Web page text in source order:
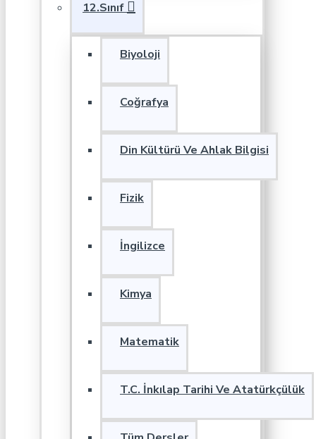
12.Sınıf
Biyoloji
Coğrafya
Din Kültürü Ve Ahlak Bilgisi
Fizik
İngilizce
Kimya
Matematik
T.C. İnkılap Tarihi Ve Atatürkçülük